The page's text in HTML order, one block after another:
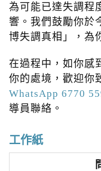
為可能已達失調程
響。我們鼓勵你於
博失調真相」，為
在過程中，如你感
你的處境，歡迎你
WhatsApp 6770
導員聯絡。
工作紙